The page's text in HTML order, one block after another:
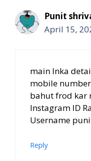
Punit
April 15,
main Inka
mobile
bahut frod kar
Instagram ID
Username
Reply